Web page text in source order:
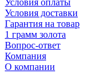
Условия оплаты
Условия доставки
Гарантия на товар
1 грамм золота
Вопрос-ответ
Компания
О компании